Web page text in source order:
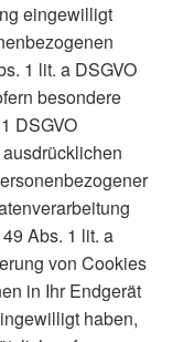
eingewilligt
1 lit. a DSGVO
besondere
DSGVO
Abs. 1 lit. a
von Cookies
in Ihr Endgerät
haben,